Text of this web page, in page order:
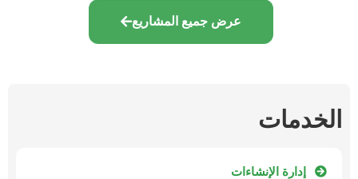
عرض جميع المشاريع
الخدمات
إدارة الإنشاءات